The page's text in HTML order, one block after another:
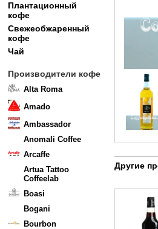
Плантационный
кофе
Свежеобжаренный
кофе
Чай
Производители кофе
Alta Roma
Amado
Ambassador
Anomali Coffee
Arcaffe
Artua Tattoo
Coffeelab
Boasi
Bogani
Bourbon
Другие